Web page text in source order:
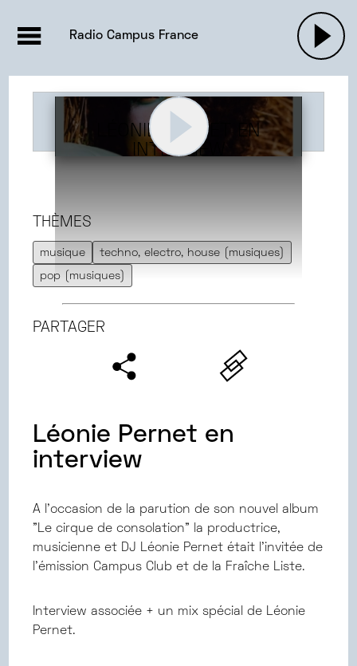
ACTUALITÉS
EMISSIONS |
PODCASTS
Radio Campus France
LÉONIE PERNET EN
INTERVIEW
THÈMES
musique techno, electro, house (musiques)
pop (musiques)
PARTAGER
Léonie Pernet en
interview
A l'occasion de la parution de son nouvel album
"Le cirque de consolation" la productrice,
musicienne et DJ Léonie Pernet était l'invitée de
l'émission Campus Club et de la Fraîche Liste.
Interview associée + un mix spécial de Léonie
Pernet.